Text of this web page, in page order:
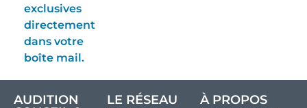
exclusives
directement
dans votre
boîte mail.
AUDITION
LE RÉSEAU À PROPOS